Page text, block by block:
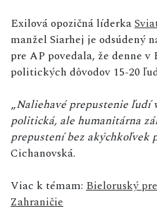
Exilová opozičná líderka
manžel Siarhej je odsúdený
pre AP povedala, že denne
politických dôvodov 15-20
„Naliehavé prepustenie ľudí
politická, ale humanitárna
prepustení bez akýchkoľvek
Cichanovská.
Viac k témam: Bieloruský
Zahraničie